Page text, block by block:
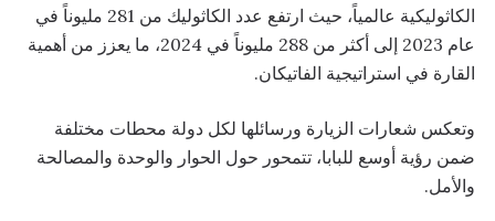
الكاثوليكية عالمياً، حيث ارتفع عدد الكاثوليك من 281 مليوناً في
عام 2023 إلى أكثر من 288 مليوناً في 2024، ما يعزز من أهمية
القارة في استراتيجية الفاتيكان.
وتعكس شعارات الزيارة ورسائلها لكل دولة محطات مختلفة
ضمن رؤية أوسع للبابا، تتمحور حول الحوار والوحدة والمصالحة
والأمل.